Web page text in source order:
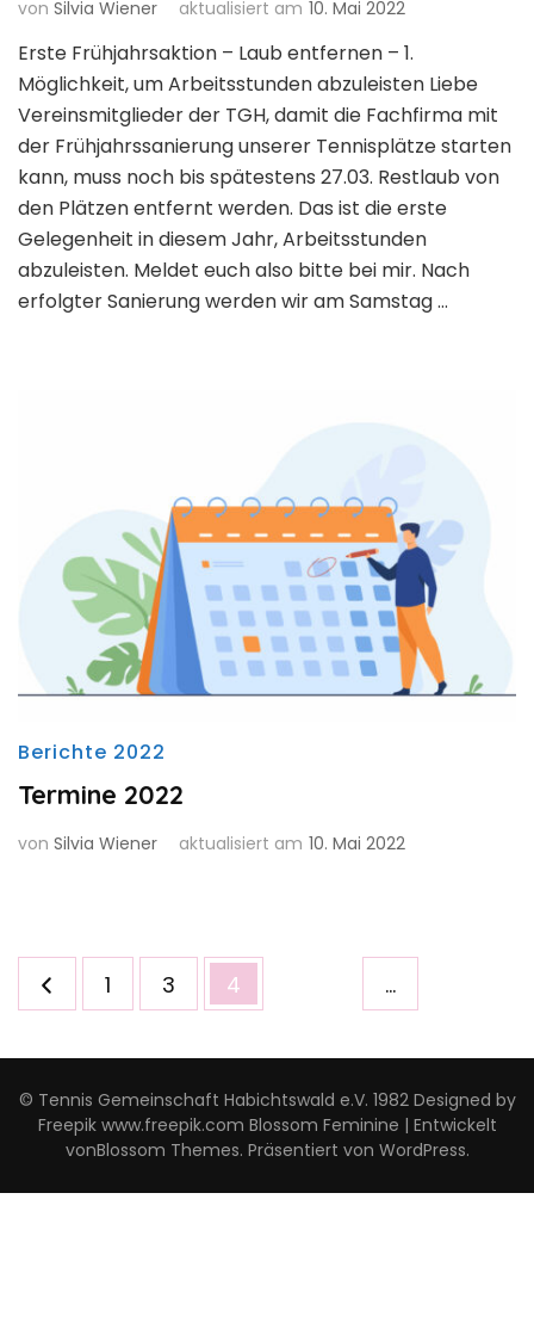
von Silvia Wiener aktualisiert am 10. Mai 2022
Erste Frühjahrsaktion – Laub entfernen – 1.
Möglichkeit, um Arbeitsstunden abzuleisten Liebe
Vereinsmitglieder der TGH, damit die Fachfirma mit
der Frühjahrssanierung unserer Tennisplätze starten
kann, muss noch bis spätestens 27.03. Restlaub von
den Plätzen entfernt werden. Das ist die erste
Gelegenheit in diesem Jahr, Arbeitsstunden
abzuleisten. Meldet euch also bitte bei mir. Nach
erfolgter Sanierung werden wir am Samstag …
Berichte 2022
Termine 2022
von Silvia Wiener aktualisiert am 10. Mai 2022
Seitennummerierung
der Seite
1 …
Seite
3 Seite
4
© Tennis Gemeinschaft Habichtswald e.V. 1982 Designed by
Freepik www.freepik.com Blossom Feminine | Entwickelt
vonBlossom Themes. Präsentiert von WordPress.